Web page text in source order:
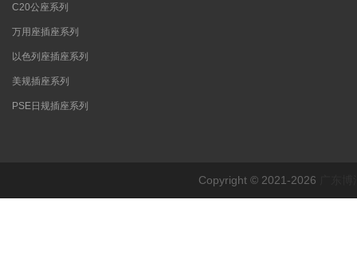
C20公座系列
万用座插座系列
以色列座插座系列
美规插座系列
PSE日规插座系列
Copyright © 2021-2026